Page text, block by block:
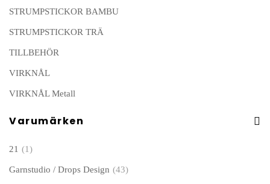
STRUMPSTICKOR BAMBU
STRUMPSTICKOR TRÄ
TILLBEHÖR
VIRKNÅL
VIRKNÅL Metall
Varumärken
21 (1)
Garnstudio / Drops Design (43)